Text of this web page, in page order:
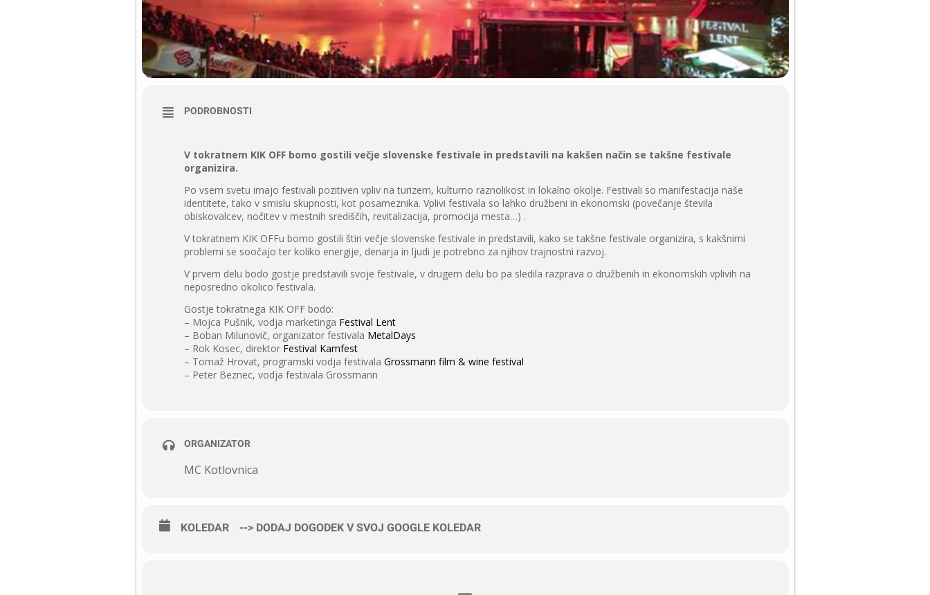
PODROBNOSTI
V tokratnem KIK OFF bomo gostili večje slovenske festivale in predstavili na kakšen način se takšne festivale
organizira.
Po vsem svetu imajo festivali pozitiven vpliv na turizem, kulturno raznolikost in lokalno okolje. Festivali so manifestacija naše
identitete, tako v smislu skupnosti, kot posameznika. Vplivi festivala so lahko družbeni in ekonomski (povečanje števila
obiskovalcev, nočitev v mestnih središčih, revitalizacija, promocija mesta…) .
V tokratnem KIK OFFu bomo gostili štiri večje slovenske festivale in predstavili, kako se takšne festivale organizira, s kakšnimi
problemi se soočajo ter koliko energije, denarja in ljudi je potrebno za njihov trajnostni razvoj.
V prvem delu bodo gostje predstavili svoje festivale, v drugem delu bo pa sledila razprava o družbenih in ekonomskih vplivih na
neposredno okolico festivala.
Gostje tokratnega KIK OFF bodo:
– Mojca Pušnik, vodja marketinga Festival Lent
– Boban Milunovič, organizator festivala MetalDays
– Rok Kosec, direktor Festival Kamfest
– Tomaž Hrovat, programski vodja festivala Grossmann film & wine festival
– Peter Beznec, vodja festivala Grossmann
ORGANIZATOR
MC Kotlovnica
KOLEDAR --> DODAJ DOGODEK V SVOJ GOOGLE KOLEDAR